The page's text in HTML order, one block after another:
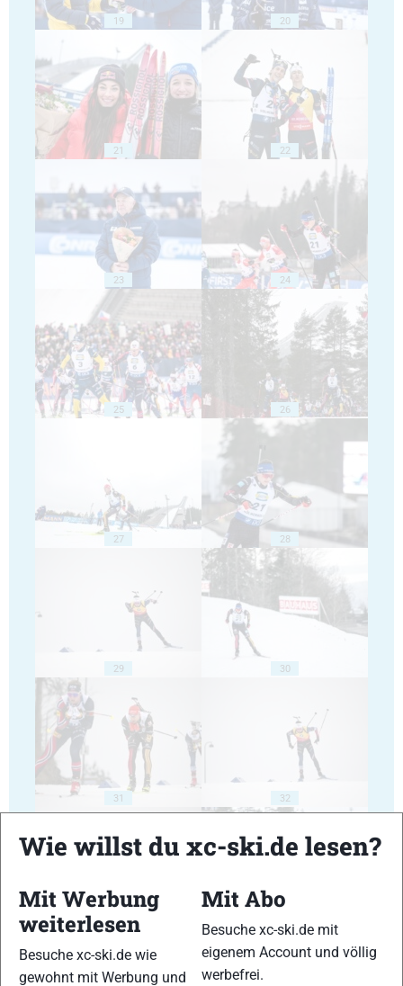
19 20
21 22
23 24
25 26
27 28
29 30
31 32
33 34
Wie willst du xc-ski.de lesen?
Mit Werbung
weiterlesen
Besuche xc-ski.de wie
gewohnt mit Werbung und
Mit Abo
Besuche xc-ski.de mit
eigenem Account und völlig
werbefrei.